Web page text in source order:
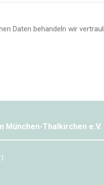
Daten behandeln wir
München-Thalkirchen e.V.